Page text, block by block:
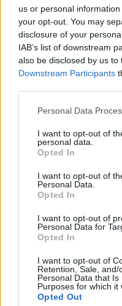
us or personal
your opt-out. You may
disclosure of your
IAB’s list of downstream
also be disclosed by us to
Downstream Participants
Personal Data
I want to opt-out of
personal data.
Opted In
I want to opt-out of
Personal Data.
Opted In
I want to opt-out of
Personal Data for
Opted In
I want to opt-out of
Retention, Sale,
Personal Data that
Purposes for which it
Opted Out